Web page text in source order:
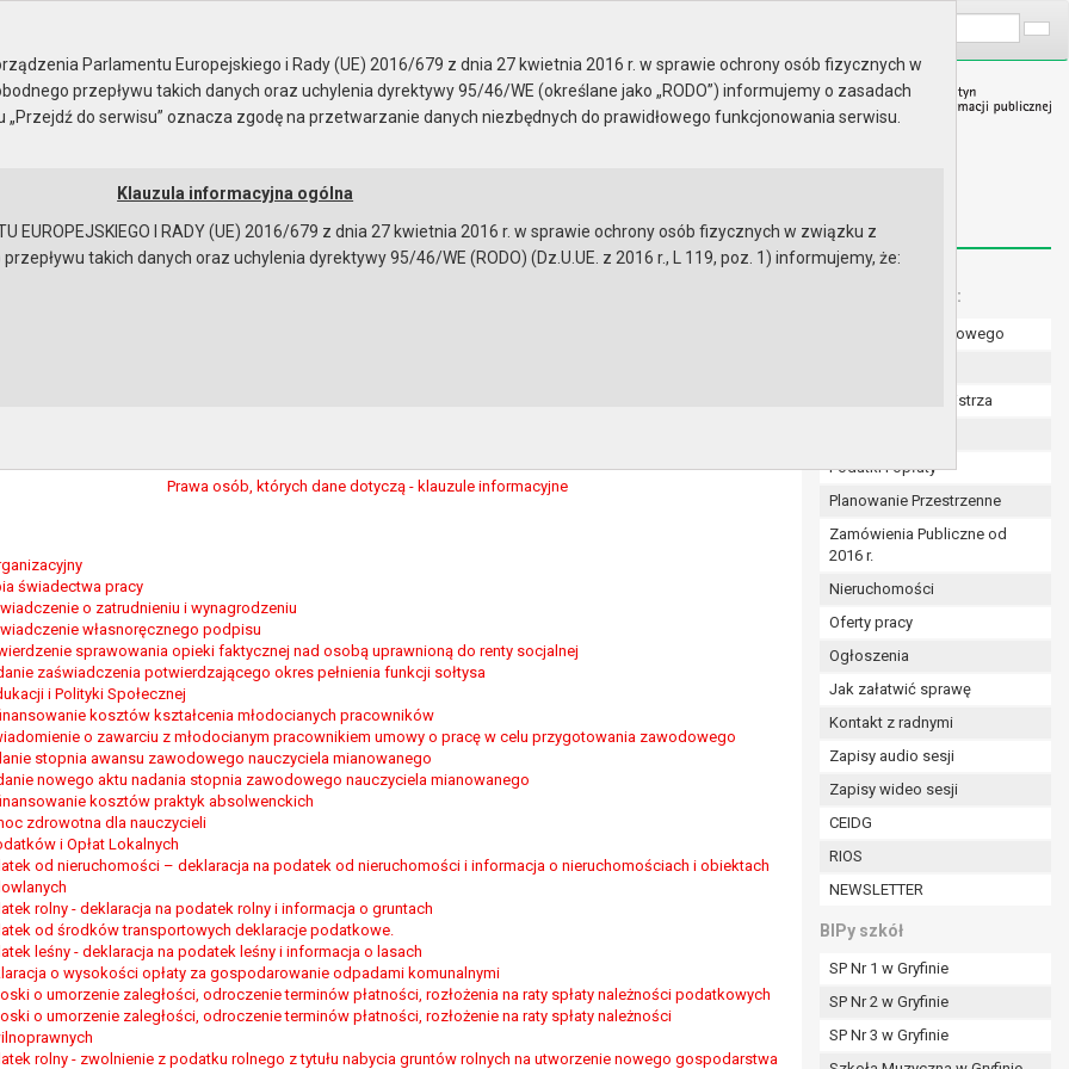
Instrukcja korzystania Dostępność
sprawę
Prawa osób, których dane dotyczą - klauzule informacyjne
świadectwa pracy
o zatrudnieniu i wynagrodzeniu
własnoręcznego podpisu
sprawowania opieki faktycznej nad osobą uprawnioną do renty socjalnej
zaświadczenia potwierdzającego okres pełnienia funkcji sołtysa
i Polityki Społecznej
kosztów kształcenia młodocianych pracowników
o zawarciu z młodocianym pracownikiem umowy o pracę w celu przygotowania zawodowego
stopnia awansu zawodowego nauczyciela mianowanego
nowego aktu nadania stopnia zawodowego nauczyciela mianowanego
kosztów praktyk absolwenckich
zdrowotna dla nauczycieli
i Opłat Lokalnych
od nieruchomości – deklaracja na podatek od nieruchomości i informacja o nieruchomościach i obiektach
rolny - deklaracja na podatek rolny i informacja o gruntach
od środków transportowych deklaracje podatkowe.
leśny - deklaracja na podatek leśny i informacja o lasach
o wysokości opłaty za gospodarowanie odpadami komunalnymi
o umorzenie zaległości, odroczenie terminów płatności, rozłożenia na raty spłaty należności podatkowych
o umorzenie zaległości, odroczenie terminów płatności, rozłożenie na raty spłaty należności
rolny - zwolnienie z podatku rolnego z tytułu nabycia gruntów rolnych na utworzenie nowego gospodarstwa
Menu dodatkowe:
Numer konta bankowego
Zarządzenia Burmistrza
Podatki i opłaty
Planowanie Przestrzenne
Zamówienia Publiczne od
2016 r.
Nieruchomości
Oferty pracy
Ogłoszenia
Jak załatwić sprawę
Kontakt z radnymi
Zapisy audio sesji
Zapisy wideo sesji
CEIDG
RIOS
NEWSLETTER
BIPy szkół
SP Nr 1 w Gryfinie
SP Nr 2 w Gryfinie
SP Nr 3 w Gryfinie
Parlamentu Europejskiego i Rady (UE) 2016/679 z dnia 27 kwietnia 2016 r. w sprawie ochrony osób fizycznych w
przepływu takich danych oraz uchylenia dyrektywy 95/46/WE (określane jako „RODO”) informujemy o zasadach
do serwisu” oznacza zgodę na przetwarzanie danych niezbędnych do prawidłowego funkcjonowania serwisu.
Klauzula informacyjna ogólna
EUROPEJSKIEGO I RADY (UE) 2016/679 z dnia 27 kwietnia 2016 r. w sprawie ochrony osób fizycznych w związku z
takich danych oraz uchylenia dyrektywy 95/46/WE (RODO) (Dz.U.UE. z 2016 r., L 119, poz. 1) informujemy, że:
przepisami prawa w celu:
a w szczególności ustawy z dnia 8 marca 1990 r. o samorządzie gminnym (Dz.U. z 2017r., poz. 1875 ze zm.) oraz z
a także obowiązków i zadań zleconych przez instytucje nadrzędne wobec Gminy;
lub innej osoby fizycznej;
lub w ramach sprawowania władzy publicznej powierzonej administratorowi;
są wyłącznie na podstawie wcześniej udzielonej zgody w zakresie i celu określonym w treści zgody.
w pkt. 3, dane osobowe mogą być udostępniane innym upoważnionym odbiorcom lub kategoriom odbiorców danych
administratora na podstawie zawartej z nim umowy powierzenia przetwarzania danych osobowych;
na podstawie odpowiednich przepisów prawa.
niezbędny do realizacji celu dla jakiego zostały zebrane oraz zgodnie z terminami archiwizacji określonymi przez
zgody osoby, której dane dotyczą przetwarzanie odbywa się do czasu wycofania tej zgody.
zawarcia i realizacji umowy przetwarzanie odbywa się przez okres niezbędny do realizacji zawartej umowy, a po tym
dla zabezpieczenia ewentualnych roszczeń, a w przypadku wyrażenia zgody na przetwarzanie danych po zakończeniu i
od momentu pozyskania przechowywane są przez okres wynikający z umowy o dofinansowanie zawartej między
i konieczności zachowania dokumentacji projektu do celów kontrolnych.
osobowych przysługuje Pani/Panu:
ich kopii na podstawie art. 15 RODO;